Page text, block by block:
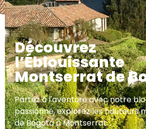
Découvrez
l’Éblouissante
Montserrat de
Partez à l'aventure avec notre
passionné, explorez les hauteurs
de Bogotá à Montserrat...